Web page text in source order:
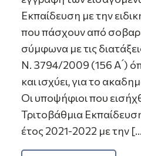
Εκπαίδευση με την
που πάσχουν από
σύμφωνα με τις
Ν. 3794/2009 (156 Α ́)
και ισχύει, για το
Οι υποψήφιοι που
Τριτοβάθμια
έτος 2021-2022 με την